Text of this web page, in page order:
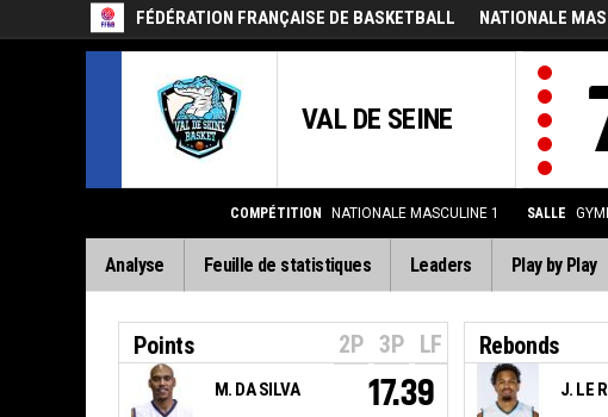
FÉDÉRATION FRANÇAISE DE BASKETBALL NATIONALE
VAL DE SEINE
COMPÉTITION NATIONALE MASCULINE 1 SALLE
Analyse Feuille de statistiques Leaders Play by Play
Points 2P 3P LF
M. DA SILVA 17.39
Rebonds
J. LE